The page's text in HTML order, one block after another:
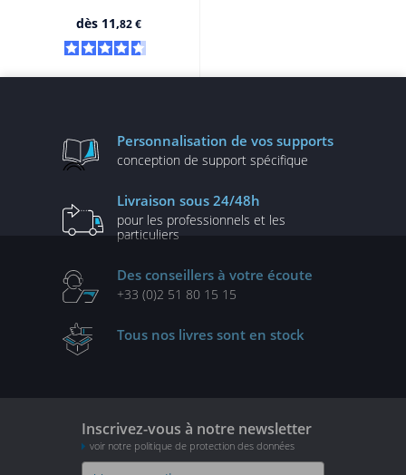
personnelles sur Internet
dès 11,82 €
Personnalisation de vos supports
conception de support spécifique
Livraison sous 24/48h
pour les professionnels et les
particuliers
Des conseillers à votre écoute
+33 (0)2 51 80 15 15
Tous nos livres sont en stock
Inscrivez-vous à notre newsletter
voir notre politique de protection des données